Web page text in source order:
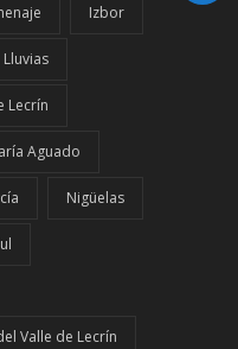
Izbor
Lluvias
Lecrín
Aguado
Nigüelas
Valle de Lecrín